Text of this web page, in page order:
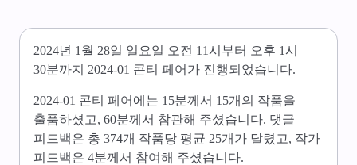
2024년 1월 28일 일요일 오전 11시부터 오후 1시
30분까지 2024-01 콘티 페어가 진행되었습니다.
2024-01 콘티 페어에는 15분께서 15개의 작품을
출품하셨고, 60분께서 참관해 주셨습니다. 댓글
피드백은 총 374개 작품당 평균 25개가 달렸고, 작가
피드백은 4분께서 참여해 주셨습니다.